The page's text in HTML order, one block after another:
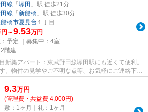
線 「 塚田 」駅 徒歩21分
線 「 新船橋 」駅 徒歩30分
船橋市夏見台 １丁目
円～9.53万円
予定 ｜募集中： 4室
階建
新築アパート：東武野田線塚田駅にも近くて便利。
。物件の見学やご不明な点等、お気軽にご連絡下さ
...
9.3万円
(管理費・共益費 4,000円)
敷：1ヶ月｜礼：1ヶ月